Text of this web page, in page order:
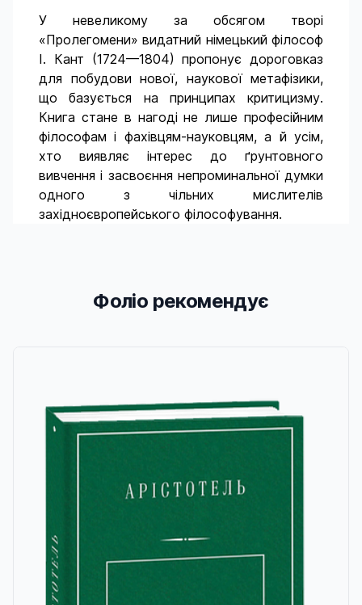
У невеликому за обсягом творі
«Пролегомени» видатний німецький філософ
І. Кант (1724—1804) пропонує дороговказ
для побудови нової, наукової метафізики,
що базується на принципах критицизму.
Книга стане в нагоді не лише професійним
філософам і фахівцям-науковцям, а й усім,
хто виявляє інтерес до ґрунтовного
вивчення і засвоєння непроминальної думки
одного з чільних мислителів
західноєвропейського філософування.
Фоліо рекомендує